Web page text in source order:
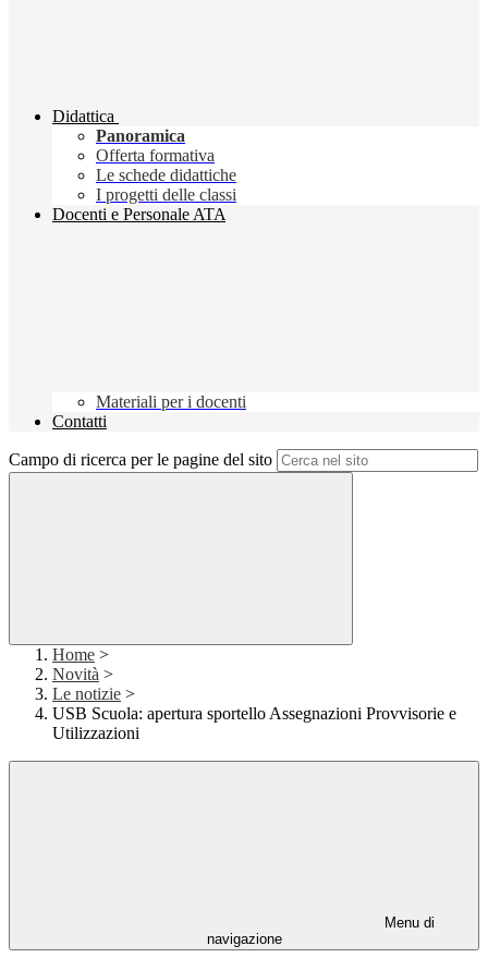
Didattica
Panoramica
Offerta formativa
Le schede didattiche
I progetti delle classi
Docenti e Personale ATA
Materiali per i docenti
Contatti
Campo di ricerca per le pagine del sito
Home >
Novità >
Le notizie >
USB Scuola: apertura sportello Assegnazioni Provvisorie e
Utilizzazioni
Menu di
navigazione